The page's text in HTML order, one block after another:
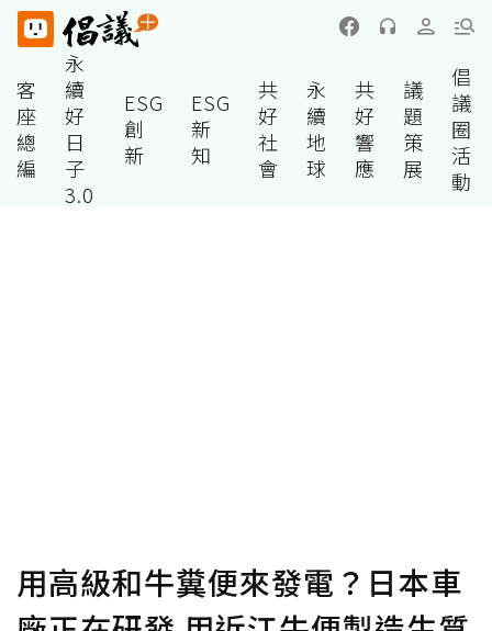
客
座
總
編
永
續
好
日
子
3.0
ESG
創
新
ESG
新
知
共
好
社
會
永
續
地
球
共
好
響
應
議
題
策
展
倡
議
圈
活
動
用高級和牛糞便來發電？日本車